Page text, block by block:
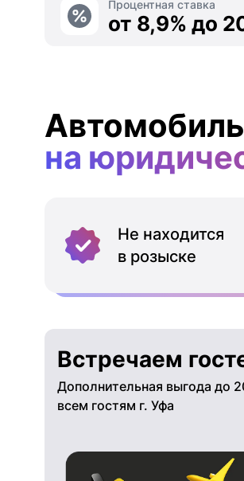
Процентная ставка
от 8,9% до
на
Не находится
в розыске
Встречаем
Дополнительная выгода до
всем гостям г. Уфа